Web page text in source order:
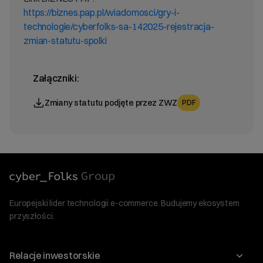
https://biznes.pap.pl/wiadomosci/gry-i-
technologie/cyberfolks-sa-142025-rejestracja-
zmian-statutu-spolki
Załączniki:
Zmiany statutu podjęte przez ZWZ PDF
Europejski lider technologii e-commerce. Budujemy ekosystem
przyszłości.
Relacje inwestorskie